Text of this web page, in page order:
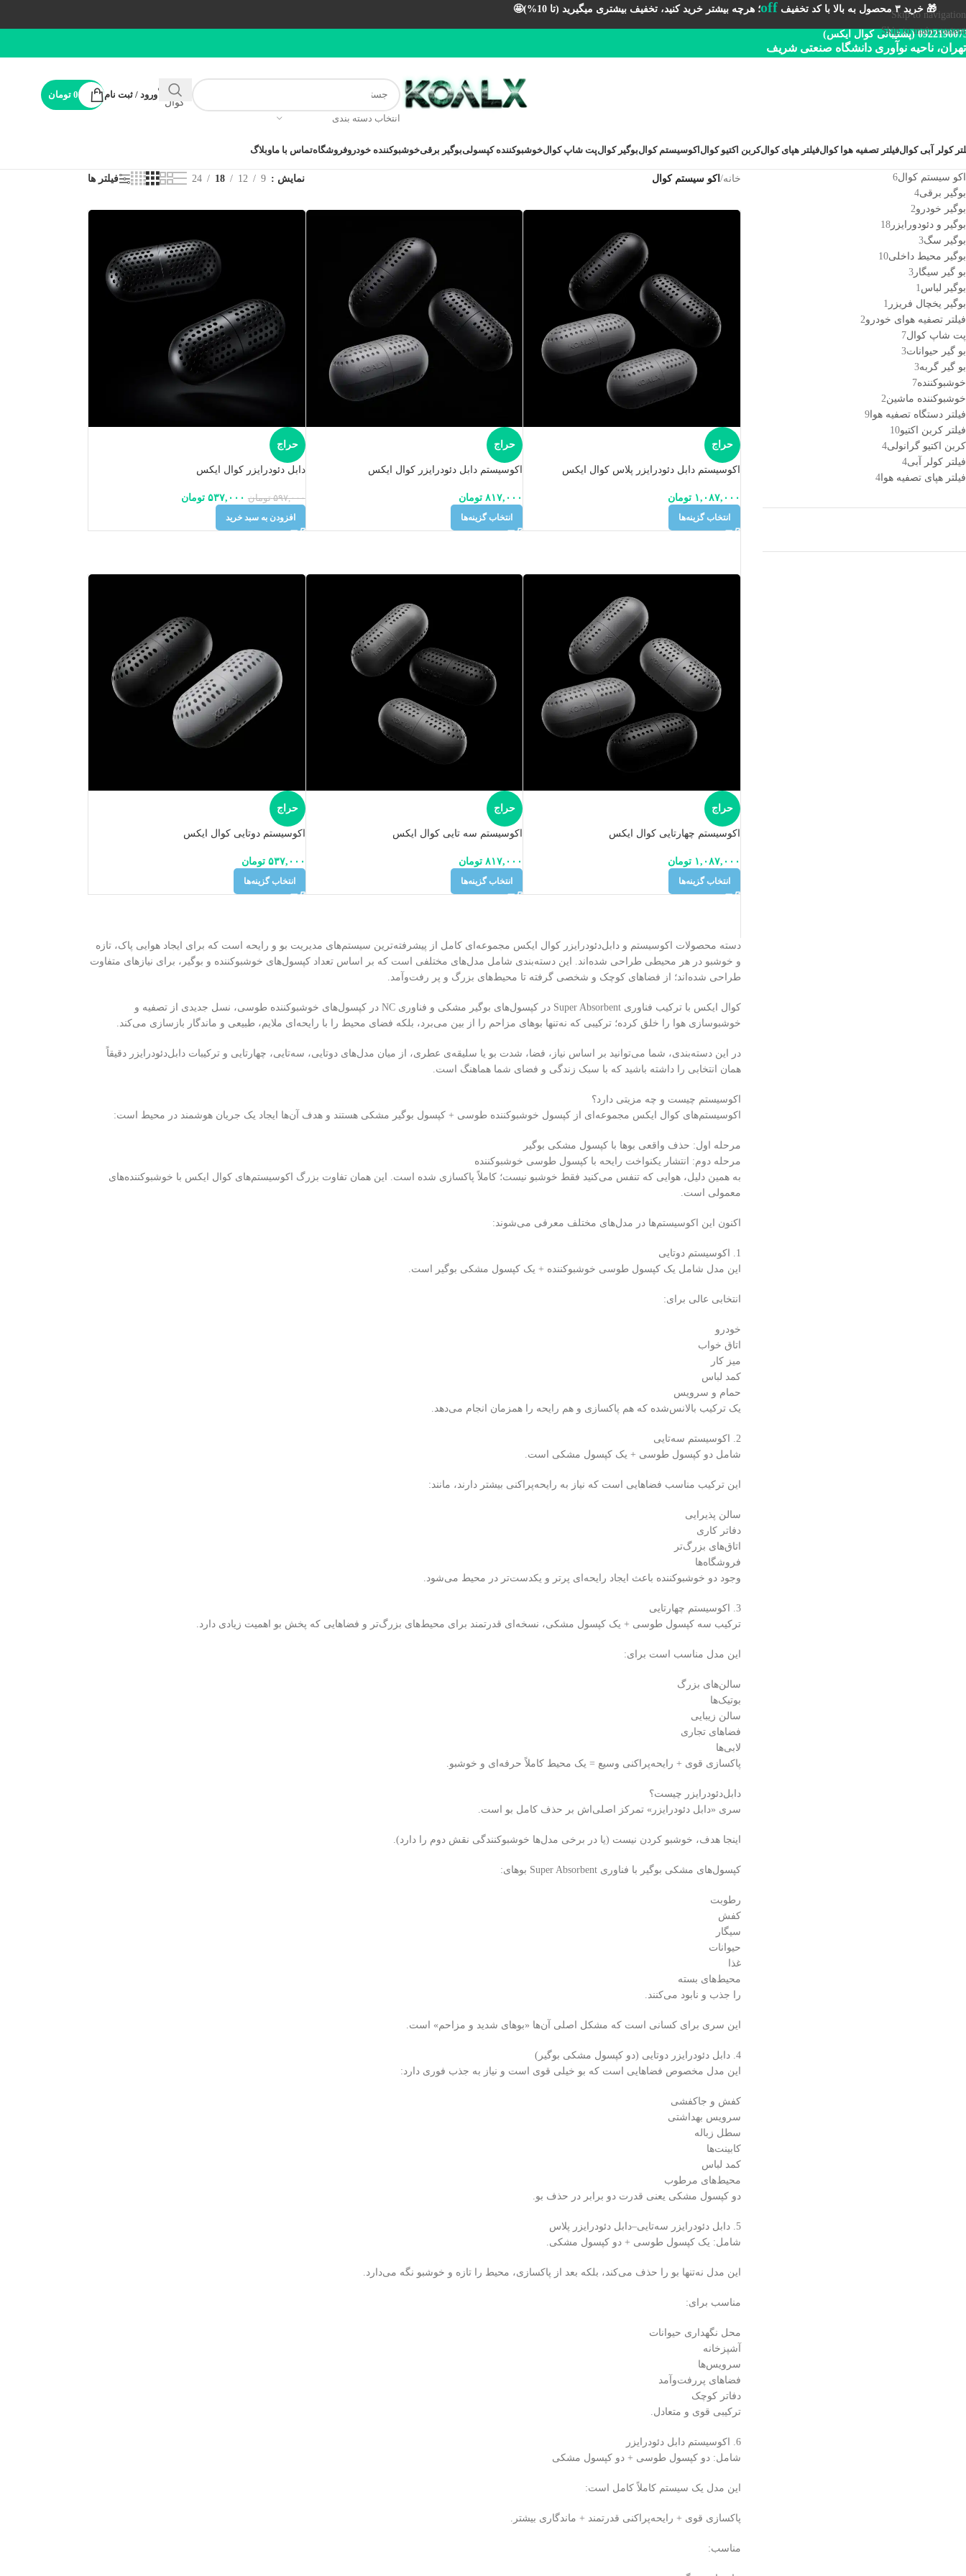
Skip to navigation
Skip to main content
🎁 خرید ۳ محصول به بالا با کد تخفیف off؛ هرچه بیشتر خرید کنید، تخفیف بیشتری میگیرید (تا 10%)🤩
(پشتیبانی کوال ایکس)
تهران، ناحیه نوآوری دانشگاه صنعتی شریف
انتخاب دسته بندی
پشتیبانی
کوال
ورود / ثبت نام 0 تومان
کولر آبی کوالفیلتر تصفیه هوا کوالفیلتر هپای کوالکربن اکتیو کوال اکوسیستم کوالبوگیر کوالپت شاپ کوالخوشبوکننده کپسولیبوگیر برقیخوشبوکننده خودروفروشگاهتماس با ماوبلاگ
اکو سیستم کوال6
بوگیر برقی4
بوگیر خودرو2
بوگیر و دئودورایزر 18
بوگیر سگ3
بوگیر محیط داخلی10
بو گیر سیگار 3
بوگیر لباس1
بوگیر یخچال فریزر 1
فیلتر تصفیه هوای خودرو2
پت شاپ کوال7
بو گیر حیوانات3
بو گیر گربه3
خوشبوکننده7
خوشبوکننده ماشین2
فیلتر دستگاه تصفیه هوا 9
فیلتر کربن اکتیو10
کربن اکتیو گرانولی4
فیلتر کولر آبی4
فیلتر هپای تصفیه هوا 4
خانه/اکو سیستم کوال نمایش 9
12
18
24 فیلتر ها
حراج
اکوسیستم دابل دئودرایزر پلاس کوال ایکس
۱,۰۸۷,۰۰۰ تومان
انتخاب گزینه‌ها
حراج
اکوسیستم دابل دئودرایزر کوال ایکس
۸۱۷,۰۰۰ تومان
انتخاب گزینه‌ها
حراج
دابل دئودرایزر کوال ایکس
۵۹۷,۰۰۰ تومان ۵۳۷,۰۰۰ تومان
افزودن به سبد خرید
حراج
اکوسیستم چهارتایی کوال ایکس
۱,۰۸۷,۰۰۰ تومان
انتخاب گزینه‌ها
حراج
اکوسیستم سه تایی کوال ایکس
۸۱۷,۰۰۰ تومان
انتخاب گزینه‌ها
حراج
اکوسیستم دوتایی کوال ایکس
۵۳۷,۰۰۰ تومان
انتخاب گزینه‌ها
دسته‌ محصولات اکوسیستم و دابل‌دئودرایزر کوال ایکس مجموعه‌ای کامل از پیشرفته‌ترین سیستم‌های مدیریت بو و رایحه است که برای ایجاد هوایی پاک، تازه
و خوشبو در هر محیطی طراحی شده‌اند. این دسته‌بندی شامل مدل‌های مختلفی است که بر اساس تعداد کپسول‌های خوشبوکننده و بوگیر، برای نیازهای متفاوت
طراحی شده‌اند؛ از فضاهای کوچک و شخصی گرفته تا محیط‌های بزرگ و پر رفت‌وآمد.
کوال ایکس با ترکیب فناوری Super Absorbent در کپسول‌های بوگیر مشکی و فناوری NC در کپسول‌های خوشبوکننده طوسی، نسل جدیدی از تصفیه و
خوشبو‌سازی هوا را خلق کرده؛ ترکیبی که نه‌تنها بوهای مزاحم را از بین می‌برد، بلکه فضای محیط را با رایحه‌ای ملایم، طبیعی و ماندگار بازسازی می‌کند.
در این دسته‌بندی، شما می‌توانید بر اساس نیاز، فضا، شدت بو یا سلیقه‌ی عطری، از میان مدل‌های دوتایی، سه‌تایی، چهار‌تایی و ترکیبات دابل‌دئودرایزر دقیقاً
همان انتخابی را داشته باشید که با سبک زندگی و فضای شما هماهنگ است.
اکوسیستم چیست و چه مزیتی دارد؟
اکوسیستم‌های کوال ایکس مجموعه‌ای از کپسول خوشبوکننده طوسی + کپسول بوگیر مشکی هستند و هدف آن‌ها ایجاد یک جریان هوشمند در محیط است:
مرحله اول: حذف واقعی بوها با کپسول مشکی بوگیر
مرحله دوم: انتشار یکنواخت رایحه با کپسول طوسی خوشبوکننده
به همین دلیل، هوایی که تنفس می‌کنید فقط خوشبو نیست؛ کاملاً پاکسازی شده است. این همان تفاوت بزرگ اکوسیستم‌های کوال ایکس با خوشبوکننده‌های
معمولی است.
اکنون این اکوسیستم‌ها در مدل‌های مختلف معرفی می‌شوند:
1. اکوسیستم دوتایی
این مدل شامل یک کپسول طوسی خوشبوکننده + یک کپسول مشکی بوگیر است.
انتخابی عالی برای:
خودرو
اتاق خواب
میز کار
کمد لباس
حمام و سرویس
یک ترکیب بالانس‌شده که هم پاکسازی و هم رایحه را همزمان انجام می‌دهد.
2. اکوسیستم سه‌تایی
شامل دو کپسول طوسی + یک کپسول مشکی است.
این ترکیب مناسب فضاهایی است که نیاز به رایحه‌پراکنی بیشتر دارند، مانند:
سالن پذیرایی
دفاتر کاری
اتاق‌های بزرگ‌تر
فروشگاه‌ها
وجود دو خوشبوکننده باعث ایجاد رایحه‌ای پرتر و یکدست‌تر در محیط می‌شود.
3. اکوسیستم چهار‌تایی
ترکیب سه کپسول طوسی + یک کپسول مشکی، نسخه‌ای قدرتمند برای محیط‌های بزرگ‌تر و فضاهایی که پخش بو اهمیت زیادی دارد.
این مدل مناسب است برای:
سالن‌های بزرگ
بوتیک‌ها
سالن زیبایی
فضاهای تجاری
لابی‌ها
پاکسازی قوی + رایحه‌پراکنی وسیع = یک محیط کاملاً حرفه‌ای و خوشبو.
دابل‌دئودرایزر چیست؟
سری «دابل دئودرایزر» تمرکز اصلی‌اش بر حذف کامل بو است.
اینجا هدف، خوشبو کردن نیست (یا در برخی مدل‌ها خوشبوکنندگی نقش دوم را دارد).
کپسول‌های مشکی بوگیر با فناوری Super Absorbent بوهای:
رطوبت
کفش
سیگار
حیوانات
غذا
محیط‌های بسته
را جذب و نابود می‌کنند.
این سری برای کسانی است که مشکل اصلی آن‌ها «بوهای شدید و مزاحم» است.
4. دابل دئودرایزر دوتایی (دو کپسول مشکی بوگیر)
این مدل مخصوص فضاهایی است که بو خیلی قوی است و نیاز به جذب فوری دارد:
کفش و جاکفشی
سرویس بهداشتی
سطل زباله
کابینت‌ها
کمد لباس
محیط‌های مرطوب
دو کپسول مشکی یعنی قدرت دو برابر در حذف بو.
5. دابل دئودرایزر سه‌تایی–دابل دئودرایزر پلاس
شامل: یک کپسول طوسی + دو کپسول مشکی.
این مدل نه‌تنها بو را حذف می‌کند، بلکه بعد از پاکسازی، محیط را تازه و خوشبو نگه می‌دارد.
مناسب برای:
محل نگهداری حیوانات
آشپزخانه
سرویس‌ها
فضاهای پررفت‌وآمد
دفاتر کوچک
ترکیبی قوی و متعادل.
6. اکوسیستم دابل دئودرایزر
شامل: دو کپسول طوسی + دو کپسول مشکی
این مدل یک سیستم کاملاً کامل است:
پاکسازی قوی + رایحه‌پراکنی قدرتمند + ماندگاری بیشتر.
مناسب: